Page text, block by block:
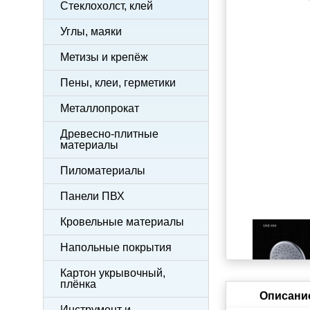
Стеклохолст, клей
Углы, маяки
Метизы и крепёж
Пены, клеи, герметики
Металлопрокат
Древесно-плитные
материалы
Пиломатериалы
Панели ПВХ
Кровельные материалы
Напольные покрытия
Картон укрывочный,
плёнка